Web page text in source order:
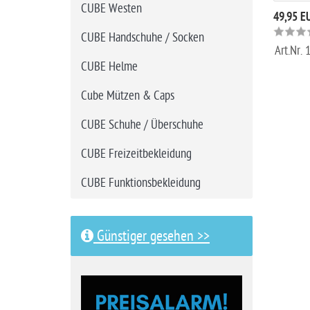
49,95
Art.Nr.
CUBE Westen
CUBE Handschuhe / Socken
CUBE Helme
Cube Mützen & Caps
CUBE Schuhe / Überschuhe
CUBE Freizeitbekleidung
CUBE Funktionsbekleidung
Günstiger gesehen >>